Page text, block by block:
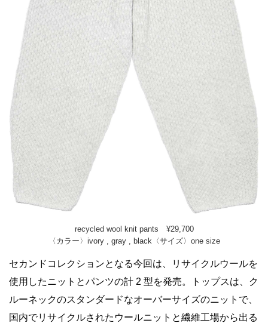
recycled wool knit pants ¥29,700
〈カラー〉ivory , gray , black〈サイズ〉one size
セカンドコレクションとなる今回は、リサイクルウールを
使用したニットとパンツの計 2 型を発売。トップスは、ク
ルーネックのスタンダードなオーバーサイズのニットで、
国内でリサイクルされたウールニットと繊維工場から出る